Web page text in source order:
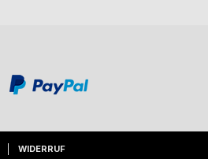
WIDERRUF